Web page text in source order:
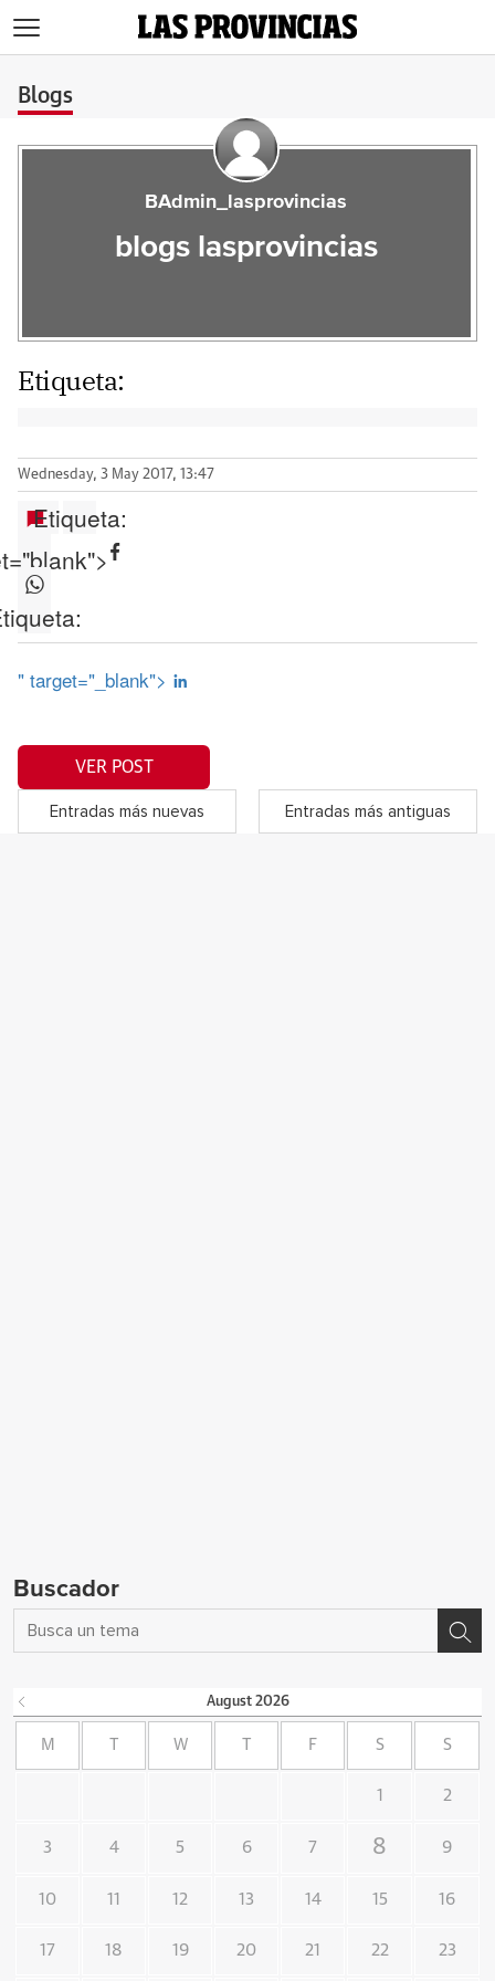
Blogs
BAdmin_lasprovincias
blogs lasprovincias
Etiqueta:
Wednesday, 3 May 2017, 13:47
Etiqueta:
" target="_blank">
VER POST
Entradas más nuevas Entradas más antiguas
Buscador
August 2026
M W F S S
1 2
3 4 5 6 7 8 9
10 11 12 13 14 15 16
17 18 19 20 21 22 23